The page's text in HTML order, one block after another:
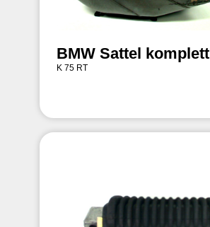
BMW Sattel komplett
K 75 RT